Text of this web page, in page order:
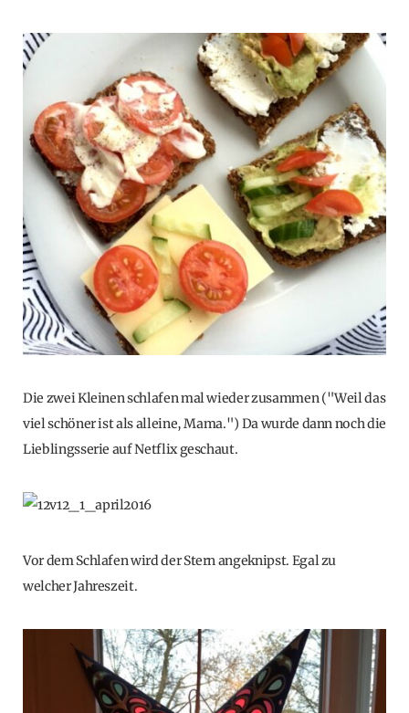
Die zwei Kleinen schlafen mal wieder zusammen ("Weil das
viel schöner ist als alleine, Mama.") Da wurde dann noch die
Lieblingsserie auf Netflix geschaut.
Vor dem Schlafen wird der Stern angeknipst. Egal zu
welcher Jahreszeit.